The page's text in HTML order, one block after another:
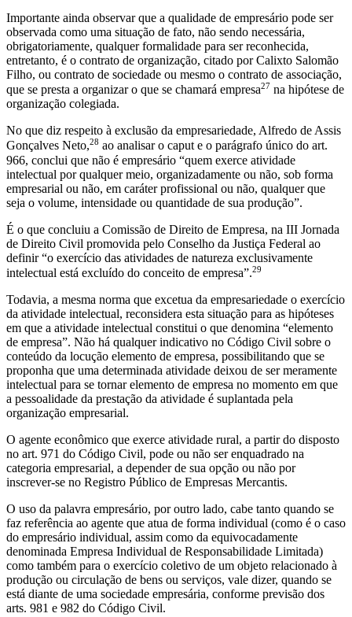
Importante ainda observar que a qualidade de empresário pode ser
observada como uma situação de fato, não sendo necessária,
obrigatoriamente, qualquer formalidade para ser reconhecida,
entretanto, é o contrato de organização, citado por Calixto Salomão
Filho, ou contrato de sociedade ou mesmo o contrato de associação,
que se presta a organizar o que se chamará empresa27 na hipótese de
organização colegiada.
No que diz respeito à exclusão da empresariedade, Alfredo de Assis
Gonçalves Neto,28 ao analisar o caput e o parágrafo único do art.
966, conclui que não é empresário “quem exerce atividade
intelectual por qualquer meio, organizadamente ou não, sob forma
empresarial ou não, em caráter profissional ou não, qualquer que
seja o volume, intensidade ou quantidade de sua produção”.
É o que concluiu a Comissão de Direito de Empresa, na III Jornada
de Direito Civil promovida pelo Conselho da Justiça Federal ao
definir “o exercício das atividades de natureza exclusivamente
intelectual está excluído do conceito de empresa”.29
Todavia, a mesma norma que excetua da empresariedade o exercício
da atividade intelectual, reconsidera esta situação para as hipóteses
em que a atividade intelectual constitui o que denomina “elemento
de empresa”. Não há qualquer indicativo no Código Civil sobre o
conteúdo da locução elemento de empresa, possibilitando que se
proponha que uma determinada atividade deixou de ser meramente
intelectual para se tornar elemento de empresa no momento em que
a pessoalidade da prestação da atividade é suplantada pela
organização empresarial.
O agente econômico que exerce atividade rural, a partir do disposto
no art. 971 do Código Civil, pode ou não ser enquadrado na
categoria empresarial, a depender de sua opção ou não por
inscrever-se no Registro Público de Empresas Mercantis.
O uso da palavra empresário, por outro lado, cabe tanto quando se
faz referência ao agente que atua de forma individual (como é o caso
do empresário individual, assim como da equivocadamente
denominada Empresa Individual de Responsabilidade Limitada)
como também para o exercício coletivo de um objeto relacionado à
produção ou circulação de bens ou serviços, vale dizer, quando se
está diante de uma sociedade empresária, conforme previsão dos
arts. 981 e 982 do Código Civil.